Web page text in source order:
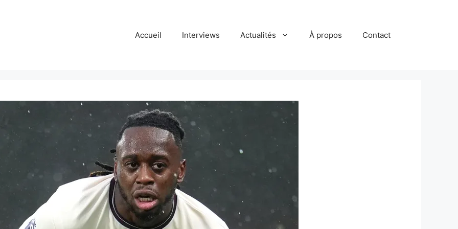
Accueil Interviews Actualités À propos Contact